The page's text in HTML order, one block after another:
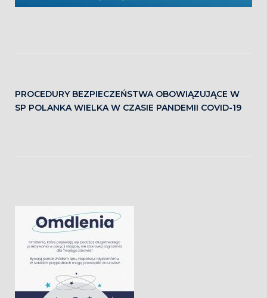
PROCEDURY BEZPIECZEŃSTWA OBOWIĄZUJĄCE W
SP POLANKA WIELKA W CZASIE PANDEMII COVID-19